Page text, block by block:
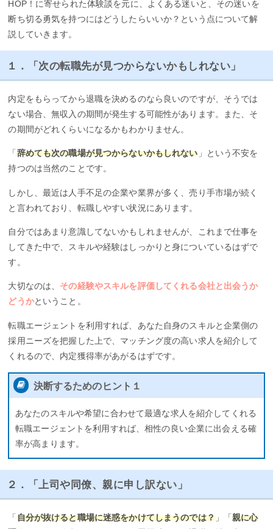
HOP！に寄せられた体験談を元に、よくある迷いと、その迷いを
断ち切る勇気を持つにはどうしたらいいか？という点について解
説していきます。
１．「次の転職先が見つからないかもしれない」
内定をもらってから退職を決めるのなら良いのですが、そうでは
ない場合、無収入の期間が発生する可能性があります。また、そ
の期間がどれくらいになるかもわかりません。
「 辞めても次の職場が見つからないかもしれない」という不安を
持つのは当然のことです。
しかし、最近は人手不足の企業や業界が多く、売り手市場が続く
と言われており、転職しやすい状況にあります。
自分ではあまり意識してないかもしれませんが、これまで仕事を
してきた中で、スキルや経験はしっかりと身についているはずで
す。
大切なのは、 その経験やスキルを評価してくれる会社と出会うか
どうかということ。
転職エージェントを利用すれば、あなた自身のスキルと企業側の
採用ニーズを把握した上で、マッチング度の高い求人を紹介して
くれるので、内定獲得率があがるはずです。
決断するためのヒント１
あなたのスキルや希望に合わせて最適な求人を紹介してくれる
転職エージェントを利用すれば、相性の良い企業に出会える確
率が高まります。
２．「上司や同僚、親に申し訳ない」
「 自分が抜けると職場に迷惑をかけてしまうのでは？」「親に心